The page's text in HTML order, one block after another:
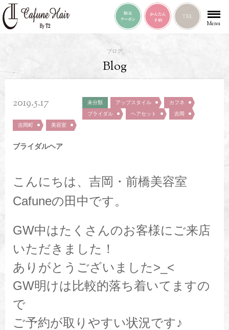
Menu
ブログ
Blog
2019.5.17 未分類 アップスタイル
カフネ
ブライダル
ヘアセット
吉岡
吉岡町
美容室
ブライダルヘア
こんにちは、吉岡・前橋美容室
Cafuneの田中です。
GW中はたくさんのお客様にご来店
いただきました！
ありがとうございました>_<
GW明けは比較的落ち着いてますの
で
ご予約が取りやすい状況です♪